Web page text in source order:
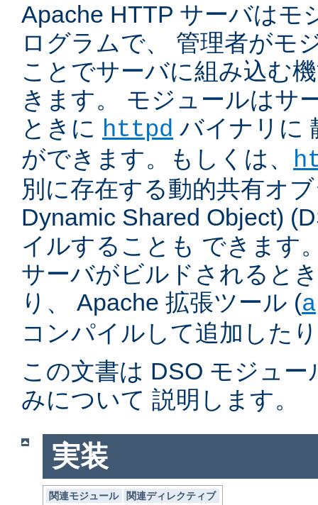
Apache HTTP サーバはモ
ログラムで、 管理者がモ
ことでサーバに組み込む
きます。 モジュールはサ
ときに httpd バイナリに
ができます。もしくは、
別に存在する動的共有オ
Dynamic Shared Object)
イルすることも できます
サーバがビルドされると
り、 Apache 拡張ツール (
コンパイルして追加した
この文書は DSO モジュ
みについて 説明します。
実装
関連モジュール
関連ディレクティブ